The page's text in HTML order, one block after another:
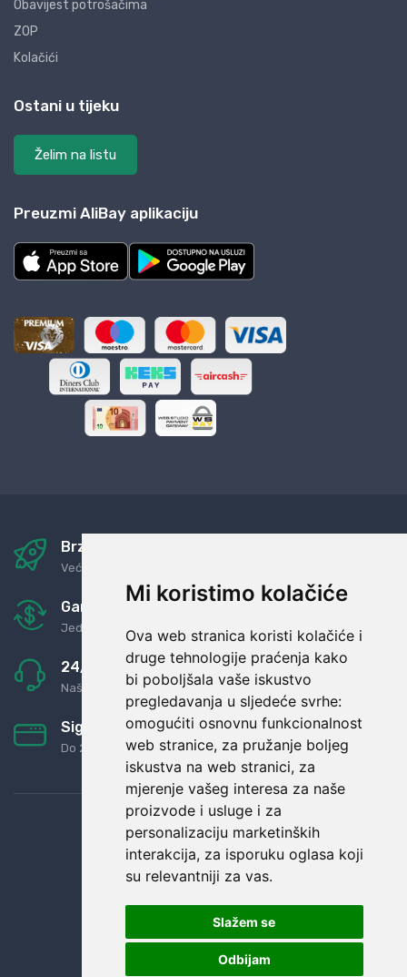
Mi koristimo kolačiće
Ova web stranica koristi kolačiće i
druge tehnologije praćenja kako
bi poboljšala vaše iskustvo
pregledavanja u sljedeće svrhe:
omogućiti osnovnu funkcionalnost
web stranice, za pružanje boljeg
iskustva na web stranici, za
mjerenje vašeg interesa za naše
proizvode i usluge i za
personalizaciju marketinških
interakcija, za isporuku oglasa koji
su relevantniji za vas.
Slažem se
Odbijam
Obavijest potrošačima
ZOP
Kolačići
Ostani u tijeku
Želim na listu
Preuzmi AliBay aplikaciju
Brza i sigurna dostava
Već za nekoliko dana kod vas
Garancija u povrat novaca
Jednostavno pravilo: Roba za novac
24/7 odlična podrška
Naši agenti uvijek na raspolaganju
Sigurno obročno plaćanje
Do 24 rata bez kamata